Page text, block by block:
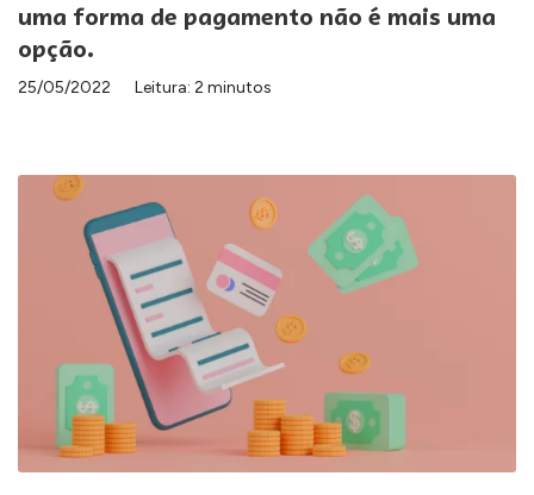
uma forma de pagamento não é mais uma
opção.
25/05/2022 Leitura: 2 minutos